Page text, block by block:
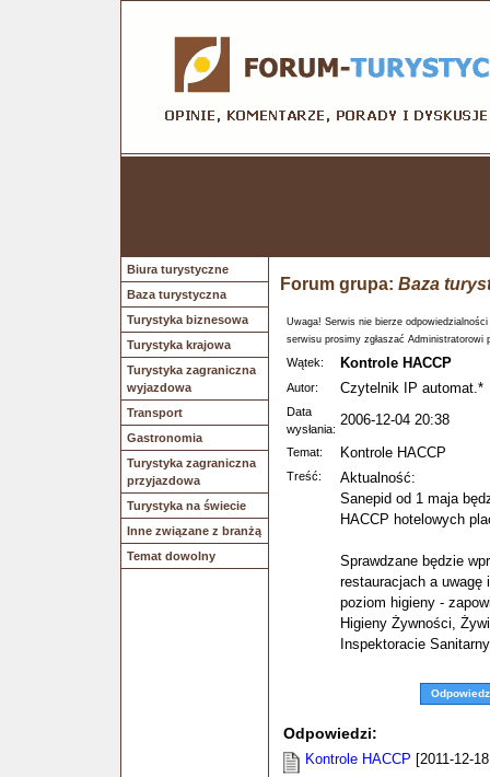
Biura turystyczne
Baza turystyczna
Turystyka biznesowa
Turystyka krajowa
Turystyka zagraniczna
wyjazdowa
Transport
Gastronomia
Turystyka zagraniczna
przyjazdowa
Turystyka na świecie
Inne związane z branżą
Temat dowolny
Forum grupa: Baza
Uwaga! Serwis nie bierze
serwisu prosimy zgłaszać Administratorowi
Wątek: Kontrole HACCP
Autor: Czytelnik IP automat.*
Data
wysłania:
2006-12-04 20:38
Temat: Kontrole HACCP
Treść:
Aktualność:
Sanepid od 1 maja
HACCP hotelowych
Sprawdzane będzie
restauracjach a
poziom higieny -
Higieny Żywności,
Inspektoracie
Odpowiedz
Odpowiedzi:
Kontrole HACCP [2011-12-